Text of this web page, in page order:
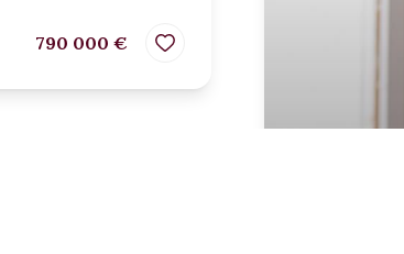
790 000 €